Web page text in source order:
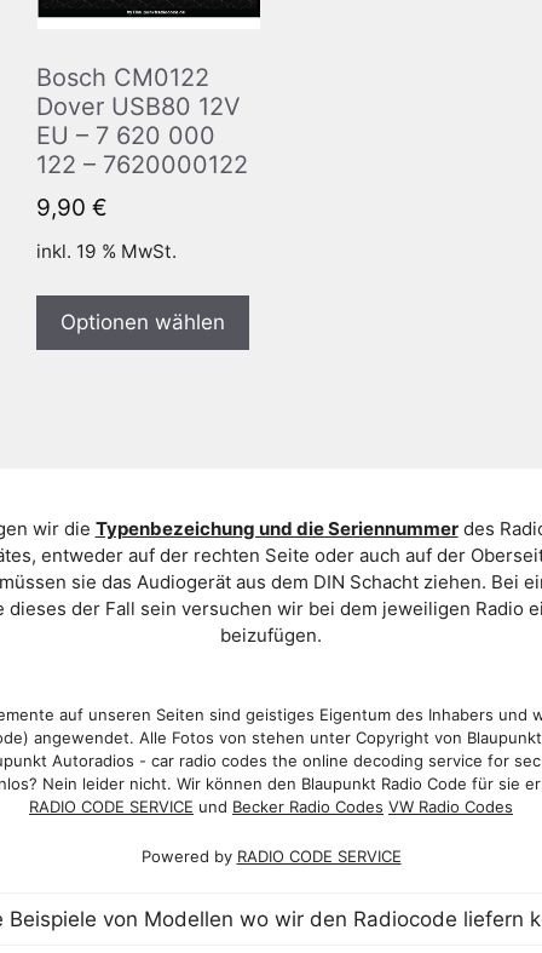
Bosch CM0122
Dover USB80 12V
EU – 7 620 000
122 – 7620000122
9,90 €
inkl. 19 % MwSt.
Optionen wählen
wir die Typenbezeichung und die Seriennummerdes
entweder auf der rechten Seite oder auch auf der
sie das Audiogerät aus dem DIN Schacht ziehen. Bei
der Fall sein versuchen wir bei dem jeweiligen Radio
beizufügen.
auf unseren Seiten sind geistiges Eigentum des Inhabers und
angewendet. Alle Fotos von stehen unter Copyright von
Autoradios - car radio codes the online decoding service for
Nein leider nicht. Wir können den Blaupunkt Radio Code für sie
RADIO CODE SERVICE und Becker Radio Codes VW Radio Codes
Powered by RADIO CODE SERVICE